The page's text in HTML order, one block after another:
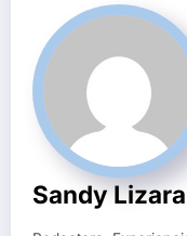
Sandy